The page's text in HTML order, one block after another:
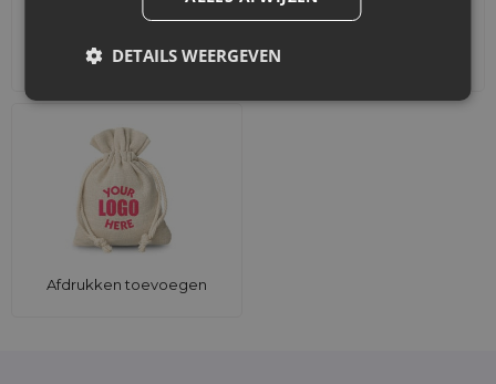
Accessoires en decoraties
Afdrukken toevoegen
DETAILS WEERGEVEN